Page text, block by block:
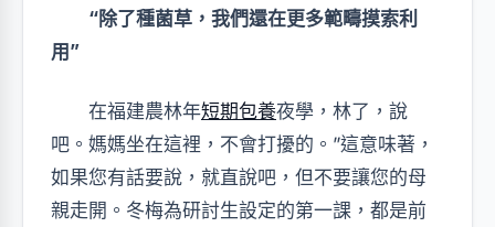
“除了種菌草，我們還在更多範疇摸索利
用”
在福建農林年短期包養夜學，林了，說
吧。媽媽坐在這裡，不會打擾的。”這意味著，
如果您有話要說，就直說吧，但不要讓您的母
親走開。冬梅為研討生設定的第一課，都是前